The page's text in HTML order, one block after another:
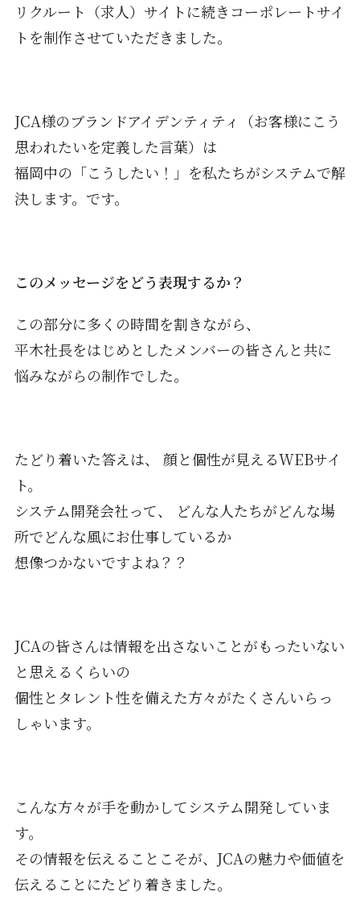
リクルート（求人）サイトに続きコーポレートサイ
トを制作させていただきました。
JCA様のブランドアイデンティティ（お客様にこう
思われたいを定義した言葉）は
福岡中の「こうしたい！」を私たちがシステムで解
決します。です。
このメッセージをどう表現するか？
この部分に多くの時間を割きながら、
平木社長をはじめとしたメンバーの皆さんと共に
悩みながらの制作でした。
たどり着いた答えは、 顔と個性が見えるWEBサイ
ト。
システム開発会社って、 どんな人たちがどんな場
所でどんな風にお仕事しているか
想像つかないですよね？？
JCAの皆さんは情報を出さないことがもったいない
と思えるくらいの
個性とタレント性を備えた方々がたくさんいらっ
しゃいます。
こんな方々が手を動かしてシステム開発していま
す。
その情報を伝えることこそが、JCAの魅力や価値を
伝えることにたどり着きました。